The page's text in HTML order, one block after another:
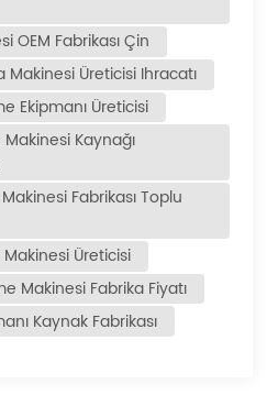
OEM Fabrikası Çin
Makinesi Üreticisi Ihracatı
Ekipmanı Üreticisi
Kaynağı
Fabrikası Toplu
Üreticisi
Makinesi Fabrika Fiyatı
Kaynak Fabrikası